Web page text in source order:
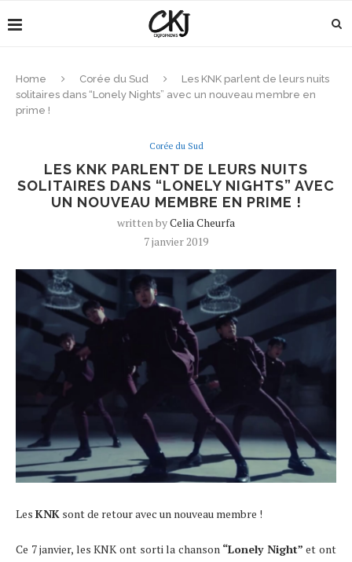
Home Corée du Sud
Les KNK parlent de leurs nuits
solitaires dans “Lonely Nights” avec un nouveau membre en
prime !
Corée du Sud
LES KNK PARLENT DE LEURS NUITS
SOLITAIRES DANS “LONELY NIGHTS” AVEC
UN NOUVEAU MEMBRE EN PRIME !
written byCelia Cheurfa
7 janvier 2019
Les KNK sont de retour avec un nouveau membre !
Ce 7 janvier, les KNK ont sorti la chanson “Lonely Night” et ont